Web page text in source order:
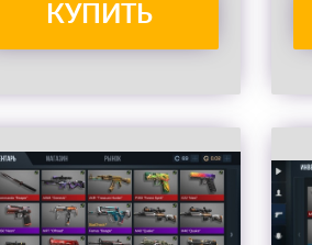
КУПИТЬ